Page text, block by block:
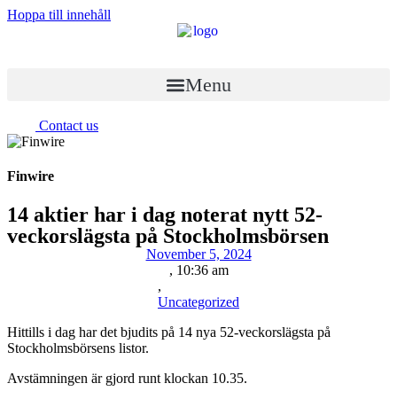
Hoppa till innehåll
Menu
Contact us
Finwire
14 aktier har i dag noterat nytt 52-
veckorslägsta på Stockholmsbörsen
November 5, 2024
, 10:36 am
,
Uncategorized
Hittills i dag har det bjudits på 14 nya 52-veckorslägsta på
Stockholmsbörsens listor.
Avstämningen är gjord runt klockan 10.35.